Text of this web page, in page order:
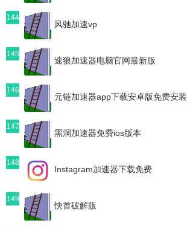
144
风驰加速vp
145
速狼加速器电脑官网最新版
146
元链加速器app下载安卓版免费安装
147
黑洞加速器免费ios版本
148
Instagram加速器下载免费
149
快首破解版